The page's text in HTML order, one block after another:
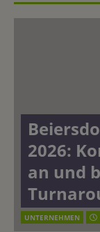
2026:
an und
UNTERNEHMEN